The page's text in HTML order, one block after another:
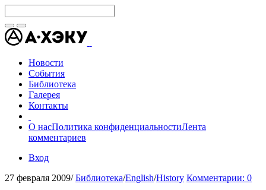
Новости
События
Библиотека
Галерея
Контакты
О насПолитика конфиденциальностиЛента
комментариев
Вход
27 февраля 2009/ Библиотека/English/History Комментарии: 0